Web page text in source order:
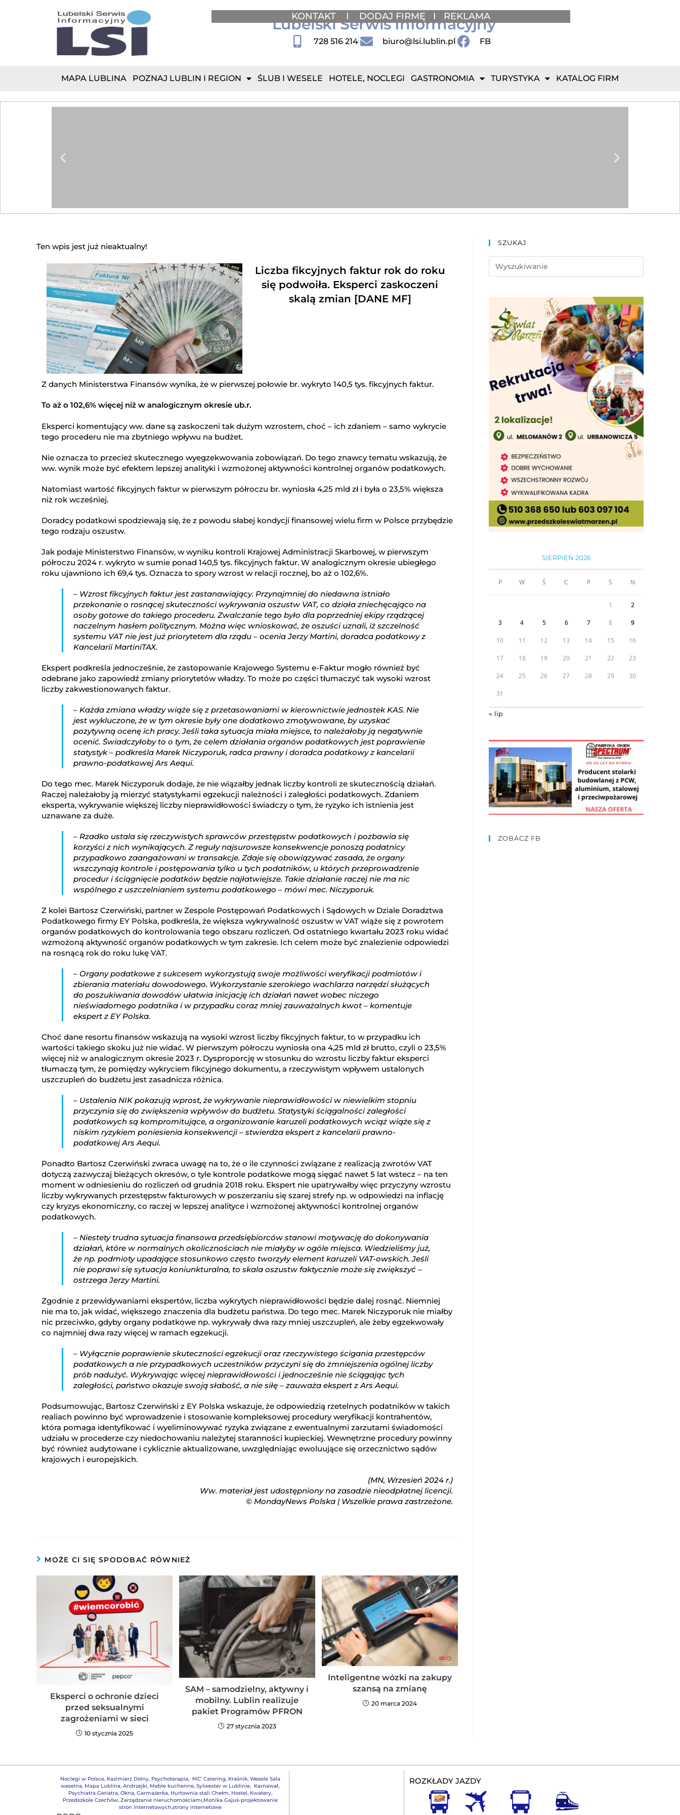
KONTAKT I DODAJ FIRMĘ I REKLAMA
Lubelski Serwis Informacyjny
728 516 214 biuro@lsi.lublin.pl FB
MAPA LUBLINA POZNAJ LUBLIN I REGION ŚLUB I WESELE HOTELE, NOCLEGI GASTRONOMIA TURYSTYKA KATALOG FIRM
Ten wpis jest już nieaktualny!
Liczba fikcyjnych faktur rok do roku
się podwoiła. Eksperci zaskoczeni
skalą zmian [DANE MF]
Z danych Ministerstwa Finansów wynika, że w pierwszej połowie br. wykryto 140,5 tys. fikcyjnych faktur.
To aż o 102,6% więcej niż w analogicznym okresie ub.r.
Eksperci komentujący ww. dane są zaskoczeni tak dużym wzrostem, choć – ich zdaniem – samo wykrycie
tego procederu nie ma zbytniego wpływu na budżet.
Nie oznacza to przecież skutecznego wyegzekwowania zobowiązań. Do tego znawcy tematu wskazują, że
ww. wynik może być efektem lepszej analityki i wzmożonej aktywności kontrolnej organów podatkowych.
Natomiast wartość fikcyjnych faktur w pierwszym półroczu br. wyniosła 4,25 mld zł i była o 23,5% większa
niż rok wcześniej.
Doradcy podatkowi spodziewają się, że z powodu słabej kondycji finansowej wielu firm w Polsce przybędzie
tego rodzaju oszustw.
Jak podaje Ministerstwo Finansów, w wyniku kontroli Krajowej Administracji Skarbowej, w pierwszym
półroczu 2024 r. wykryto w sumie ponad 140,5 tys. fikcyjnych faktur. W analogicznym okresie ubiegłego
roku ujawniono ich 69,4 tys. Oznacza to spory wzrost w relacji rocznej, bo aż o 102,6%.
– Wzrost fikcyjnych faktur jest zastanawiający. Przynajmniej do niedawna istniało
przekonanie o rosnącej skuteczności wykrywania oszustw VAT, co działa zniechęcająco na
osoby gotowe do takiego procederu. Zwalczanie tego było dla poprzedniej ekipy rządzącej
naczelnym hasłem politycznym. Można więc wnioskować, że oszuści uznali, iż szczelność
systemu VAT nie jest już priorytetem dla rządu – ocenia Jerzy Martini, doradca podatkowy z
Kancelarii MartiniTAX.
Ekspert podkreśla jednocześnie, że zastopowanie Krajowego Systemu e-Faktur mogło również być
odebrane jako zapowiedź zmiany priorytetów władzy. To może po części tłumaczyć tak wysoki wzrost
liczby zakwestionowanych faktur.
– Każda zmiana władzy wiąże się z przetasowaniami w kierownictwie jednostek KAS. Nie
jest wykluczone, że w tym okresie były one dodatkowo zmotywowane, by uzyskać
pozytywną ocenę ich pracy. Jeśli taka sytuacja miała miejsce, to należałoby ją negatywnie
ocenić. Świadczyłoby to o tym, że celem działania organów podatkowych jest poprawienie
statystyk – podkreśla Marek Niczyporuk, radca prawny i doradca podatkowy z kancelarii
prawno-podatkowej Ars Aequi.
Do tego mec. Marek Niczyporuk dodaje, że nie wiązałby jednak liczby kontroli ze skutecznością działań.
Raczej należałoby ją mierzyć statystykami egzekucji należności i zaległości podatkowych. Zdaniem
eksperta, wykrywanie większej liczby nieprawidłowości świadczy o tym, że ryzyko ich istnienia jest
uznawane za duże.
– Rzadko ustala się rzeczywistych sprawców przestępstw podatkowych i pozbawia się
korzyści z nich wynikających. Z reguły najsurowsze konsekwencje ponoszą podatnicy
przypadkowo zaangażowani w transakcje. Zdaje się obowiązywać zasada, że organy
wszczynają kontrole i postępowania tylko u tych podatników, u których przeprowadzenie
procedur i ściągnięcie podatków będzie najłatwiejsze. Takie działanie raczej nie ma nic
wspólnego z uszczelnianiem systemu podatkowego – mówi mec. Niczyporuk.
Z kolei Bartosz Czerwiński, partner w Zespole Postępowań Podatkowych i Sądowych w Dziale Doradztwa
Podatkowego firmy EY Polska, podkreśla, że większa wykrywalność oszustw w VAT wiąże się z powrotem
organów podatkowych do kontrolowania tego obszaru rozliczeń. Od ostatniego kwartału 2023 roku widać
wzmożoną aktywność organów podatkowych w tym zakresie. Ich celem może być znalezienie odpowiedzi
na rosnącą rok do roku lukę VAT.
– Organy podatkowe z sukcesem wykorzystują swoje możliwości weryfikacji podmiotów i
zbierania materiału dowodowego. Wykorzystanie szerokiego wachlarza narzędzi służących
do poszukiwania dowodów ułatwia inicjację ich działań nawet wobec niczego
nieświadomego podatnika i w przypadku coraz mniej zauważalnych kwot – komentuje
ekspert z EY Polska.
Choć dane resortu finansów wskazują na wysoki wzrost liczby fikcyjnych faktur, to w przypadku ich
wartości takiego skoku już nie widać. W pierwszym półroczu wyniosła ona 4,25 mld zł brutto, czyli o 23,5%
więcej niż w analogicznym okresie 2023 r. Dysproporcję w stosunku do wzrostu liczby faktur eksperci
tłumaczą tym, że pomiędzy wykryciem fikcyjnego dokumentu, a rzeczywistym wpływem ustalonych
uszczupleń do budżetu jest zasadnicza różnica.
– Ustalenia NIK pokazują wprost, że wykrywanie nieprawidłowości w niewielkim stopniu
przyczynia się do zwiększenia wpływów do budżetu. Statystyki ściągalności zaległości
podatkowych są kompromitujące, a organizowanie karuzeli podatkowych wciąż wiąże się z
niskim ryzykiem poniesienia konsekwencji – stwierdza ekspert z kancelarii prawno-
podatkowej Ars Aequi.
Ponadto Bartosz Czerwiński zwraca uwagę na to, że o ile czynności związane z realizacją zwrotów VAT
dotyczą zazwyczaj bieżących okresów, o tyle kontrole podatkowe mogą sięgać nawet 5 lat wstecz – na ten
moment w odniesieniu do rozliczeń od grudnia 2018 roku. Ekspert nie upatrywałby więc przyczyny wzrostu
liczby wykrywanych przestępstw fakturowych w poszerzaniu się szarej strefy np. w odpowiedzi na inflację
czy kryzys ekonomiczny, co raczej w lepszej analityce i wzmożonej aktywności kontrolnej organów
podatkowych.
– Niestety trudna sytuacja finansowa przedsiębiorców stanowi motywację do dokonywania
działań, które w normalnych okolicznościach nie miałyby w ogóle miejsca. Wiedzieliśmy już,
że np. podmioty upadające stosunkowo często tworzyły element karuzeli VAT-owskich. Jeśli
nie poprawi się sytuacja koniunkturalna, to skala oszustw faktycznie może się zwiększyć –
ostrzega Jerzy Martini.
Zgodnie z przewidywaniami ekspertów, liczba wykrytych nieprawidłowości będzie dalej rosnąć. Niemniej
nie ma to, jak widać, większego znaczenia dla budżetu państwa. Do tego mec. Marek Niczyporuk nie miałby
nic przeciwko, gdyby organy podatkowe np. wykrywały dwa razy mniej uszczupleń, ale żeby egzekwowały
co najmniej dwa razy więcej w ramach egzekucji.
– Wyłącznie poprawienie skuteczności egzekucji oraz rzeczywistego ścigania przestępców
podatkowych a nie przypadkowych uczestników przyczyni się do zmniejszenia ogólnej liczby
prób nadużyć. Wykrywając więcej nieprawidłowości i jednocześnie nie ściągając tych
zaległości, państwo okazuje swoją słabość, a nie siłę – zauważa ekspert z Ars Aequi.
Podsumowując, Bartosz Czerwiński z EY Polska wskazuje, że odpowiedzią rzetelnych podatników w takich
realiach powinno być wprowadzenie i stosowanie kompleksowej procedury weryfikacji kontrahentów,
która pomaga identyfikować i wyeliminowywać ryzyka związane z ewentualnymi zarzutami świadomości
udziału w procederze czy niedochowaniu należytej staranności kupieckiej. Wewnętrzne procedury powinny
być również audytowane i cyklicznie aktualizowane, uwzględniając ewoluujące się orzecznictwo sądów
krajowych i europejskich.
(MN, Wrzesień 2024 r.)
Ww. materiał jest udostępniony na zasadzie nieodpłatnej licencji.
© MondayNews Polska | Wszelkie prawa zastrzeżone.
MOŻE CI SIĘ SPODOBAĆ RÓWNIEŻ
Eksperci o ochronie dzieci
przed seksualnymi
zagrożeniami w sieci
10 stycznia 2025
SAM – samodzielny, aktywny i
mobilny. Lublin realizuje
pakiet Programów PFRON
27 stycznia 2023
Inteligentne wózki na zakupy
szansą na zmianę
20 marca 2024
SZUKAJ
SIERPIEŃ 2026
P W Ś C P S N
1 2
3 4 5 6 7 8 9
10 11 12 13 14 15 16
17 18 19 20 21 22 23
24 25 26 27 28 29 30
31
« lip
ZOBACZ FB
Noclegi w Polsce, Kazimierz Dolny, Psychoterapia, MC’ Catering, Kraśnik, Wesele Sala
weselna, Mapa Lublina,Andrzejki, Meble kuchenne,Sylwester w Lublinie, Karnawał,
Psychiatra Geriatra, Okna, Garmażerka, Hurtownia stali Chełm, Hostel, Kwatery,
Przedszkole Czechów, Zarządzanie nieruchomościami,Monika Gajuś-projektowanie
stron internetowych,strony internetowe
ROZKŁADY JAZDY